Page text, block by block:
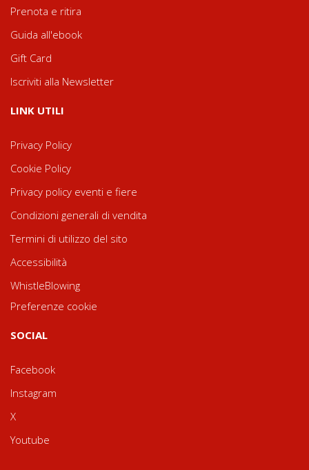
Prenota e ritira
Guida all'ebook
Gift Card
Iscriviti alla Newsletter
LINK UTILI
Privacy Policy
Cookie Policy
Privacy policy eventi e fiere
Condizioni generali di vendita
Termini di utilizzo del sito
Accessibilità
WhistleBlowing
Preferenze cookie
SOCIAL
Facebook
Instagram
X
Youtube